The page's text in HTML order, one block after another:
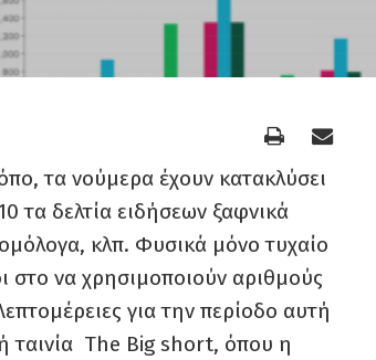
τα νούμερα έχουν κατακλύσει
τα δελτία ειδήσεων ξαφνικά
κλπ. Φυσικά μόνο τυχαίο
στο να χρησιμοποιούν αριθμούς
για την περίοδο αυτή
ταινία The Big short, όπου η